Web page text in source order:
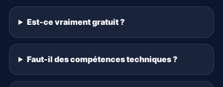
Est-ce vraiment gratuit ?
Faut-il des compétences techniques ?